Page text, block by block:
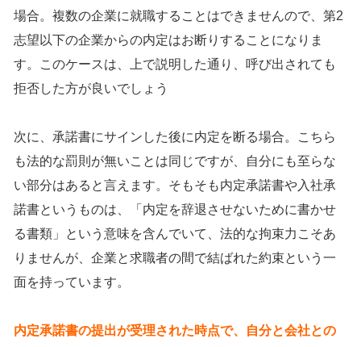
場合。複数の企業に就職することはできませんので、第2
志望以下の企業からの内定はお断りすることになりま
す。このケースは、上で説明した通り、呼び出されても
拒否した方が良いでしょう
次に、承諾書にサインした後に内定を断る場合。こちら
も法的な罰則が無いことは同じですが、自分にも至らな
い部分はあると言えます。そもそも内定承諾書や入社承
諾書というものは、「内定を辞退させないために書かせ
る書類」という意味を含んでいて、法的な拘束力こそあ
りませんが、企業と求職者の間で結ばれた約束という一
面を持っています。
内定承諾書の提出が受理された時点で、自分と会社との